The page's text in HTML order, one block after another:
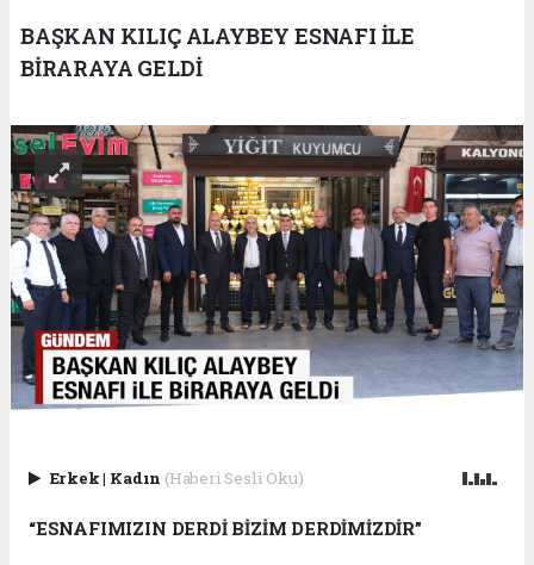
BAŞKAN KILIÇ ALAYBEY ESNAFI İLE
BİRARAYA GELDİ
Erkek| Kadın (Haberi Sesli Oku)
“ESNAFIMIZIN DERDİ BİZİM DERDİMİZDİR”